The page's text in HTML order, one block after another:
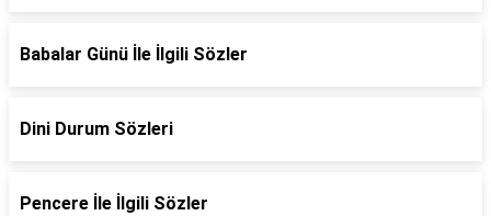
Babalar Günü İle İlgili Sözler
Dini Durum Sözleri
Pencere İle İlgili Sözler